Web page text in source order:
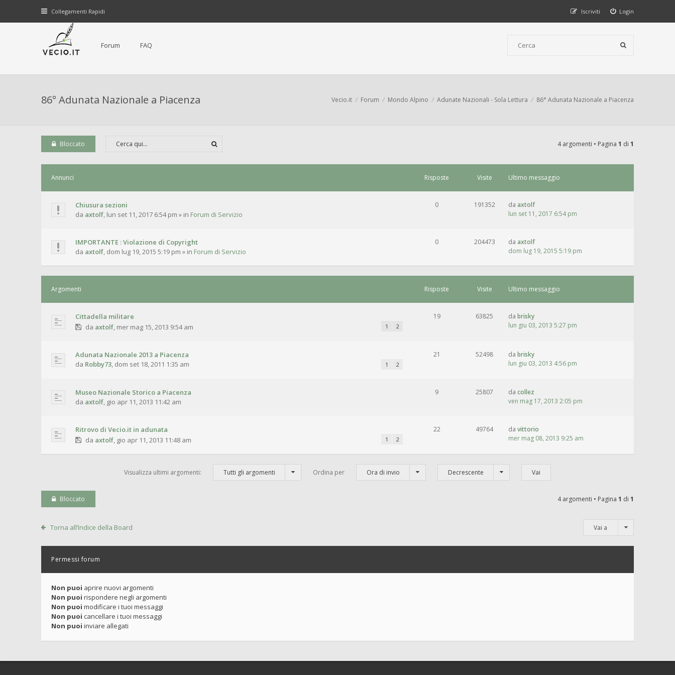
Collegamenti Rapidi Login
Iscriviti
Forum FAQ
86° Adunata Nazionale a Piacenza Vecio.it Forum Mondo Alpino Adunate Nazionali - Sola Lettura 86° Adunata Nazionale a Piacenza
Bloccato 4 argomenti • Pagina 1 di 1
Annunci Risposte Visite Ultimo messaggio
Chiusura sezioni
da axtolf, lun set 11, 2017 6:54 pm » in Forum di Servizio
0 191352 da axtolf
lun set 11, 2017 6:54 pm
IMPORTANTE : Violazione di Copyright
da axtolf, dom lug 19, 2015 5:19 pm » in Forum di Servizio
0 204473 da axtolf
dom lug 19, 2015 5:19 pm
Argomenti Risposte Visite Ultimo messaggio
Cittadella militare
da axtolf, mer mag 15, 2013 9:54 am 1 2
19 63825 da brisky
lun giu 03, 2013 5:27 pm
Adunata Nazionale 2013 a Piacenza
da Robby73, dom set 18, 2011 1:35 am 1 2
21 52498 da brisky
lun giu 03, 2013 4:56 pm
Museo Nazionale Storico a Piacenza
da axtolf, gio apr 11, 2013 11:42 am
9 25807 da collez
ven mag 17, 2013 2:05 pm
Ritrovo di Vecio.it in adunata
da axtolf, gio apr 11, 2013 11:48 am 1 2
22 49764 da vittorio
mer mag 08, 2013 9:25 am
Visualizza ultimi argomenti: Tutti gli argomenti Ordina per Ora di invio Decrescente
Bloccato 4 argomenti • Pagina 1 di 1
Torna all’Indice della Board Vai a
Permessi forum
Non puoi aprire nuovi argomenti
Non puoi rispondere negli argomenti
Non puoi modificare i tuoi messaggi
Non puoi cancellare i tuoi messaggi
Non puoi inviare allegati